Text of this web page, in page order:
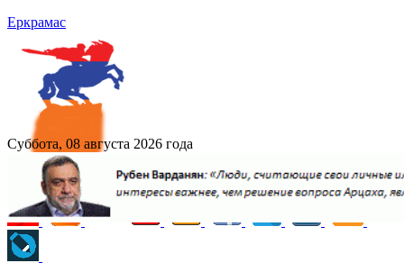
Еркрамас
Суббота, 08 августа 2026 года